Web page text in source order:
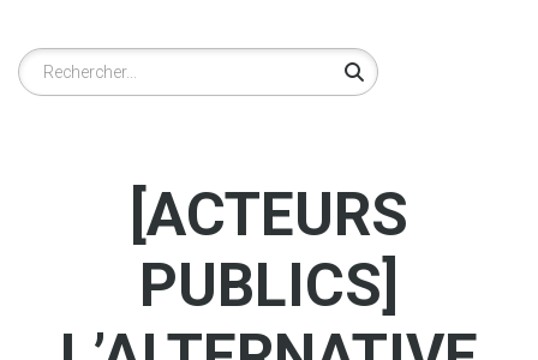
Rechercher
[ACTEURS
PUBLICS]